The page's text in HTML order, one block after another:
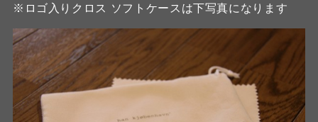
※ロゴ入りクロス ソフトケースは下写真になります